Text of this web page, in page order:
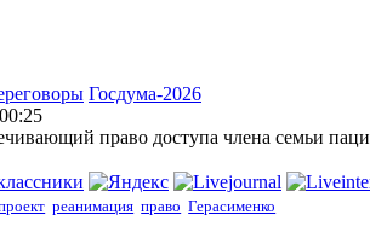
Госдума-2026
право доступа члена семьи
реанимация право Герасименко